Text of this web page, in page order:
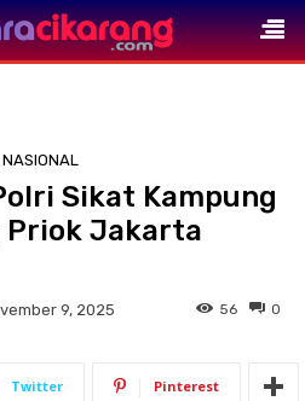
NASIONAL
Sikat Kampung
Priok Jakarta
9, 2025 0
56
Twitter Pinterest